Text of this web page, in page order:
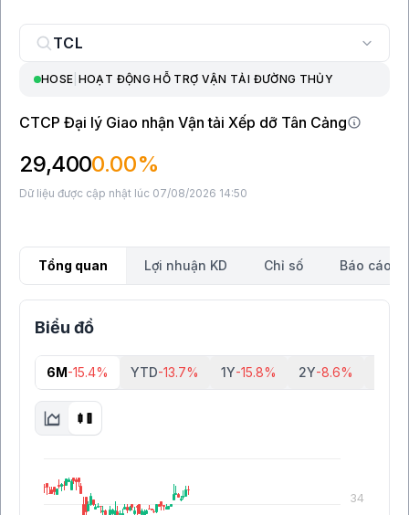
HOSE HOẠT ĐỘNG HỖ TRỢ VẬN TẢI ĐƯỜNG THỦY
CTCP Đại lý Giao nhận Vận tải Xếp dỡ Tân Cảng
29,4000.00%
Dữ liệu được cập nhật lúc 07/08/2026 14:50
Tổng quan Lợi nhuận KD Chỉ số Báo cáo
Biểu đồ
6M-15.4% YTD-13.7% 1Y-15.8% 2Y-8.6%
34